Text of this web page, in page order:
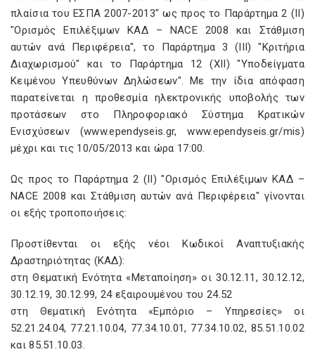
πλαίσια του ΕΣΠΑ 2007-2013" ως προς το Παράρτημα 2 (ΙΙ)
"Ορισμός Επιλέξιμων ΚΑΔ – NACE 2008 και Στάθμιση
αυτών ανά Περιφέρεια", το Παράρτημα 3 (ΙΙΙ) "Κριτήρια
Διαχωρισμού" και το Παράρτημα 12 (ΧΙΙ) "Υποδείγματα
Κειμένου Υπευθύνων Δηλώσεων". Με την ίδια απόφαση
παρατείνεται η προθεσμία ηλεκτρονικής υποβολής των
προτάσεων στο Πληροφοριακό Σύστημα Κρατικών
Ενισχύσεων (www.ependyseis.gr, www.ependyseis.gr/mis)
μέχρι και τις 10/05/2013 και ώρα 17:00.
Ως προς το Παράρτημα 2 (ΙΙ) "Ορισμός Επιλέξιμων ΚΑΔ –
NACE 2008 και Στάθμιση αυτών ανά Περιφέρεια" γίνονται
οι εξής τροποποιήσεις:
Προστίθενται οι εξής νέοι Κωδικοί Αναπτυξιακής
Δραστηριότητας (ΚΑΔ):
στη Θεματική Ενότητα «Μεταποίηση» οι 30.12.11, 30.12.12,
30.12.19, 30.12.99, 24 εξαιρουμένου του 24.52
στη Θεματική Ενότητα «Εμπόριο – Υπηρεσίες» οι
52.21.24.04, 77.21.10.04, 77.34.10.01, 77.34.10.02, 85.51.10.02
και 85.51.10.03.